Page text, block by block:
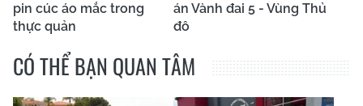
pin cúc áo mắc trong
thực quản
án Vành đai 5 - Vùng Thủ
đô
CÓ THỂ BẠN QUAN TÂM